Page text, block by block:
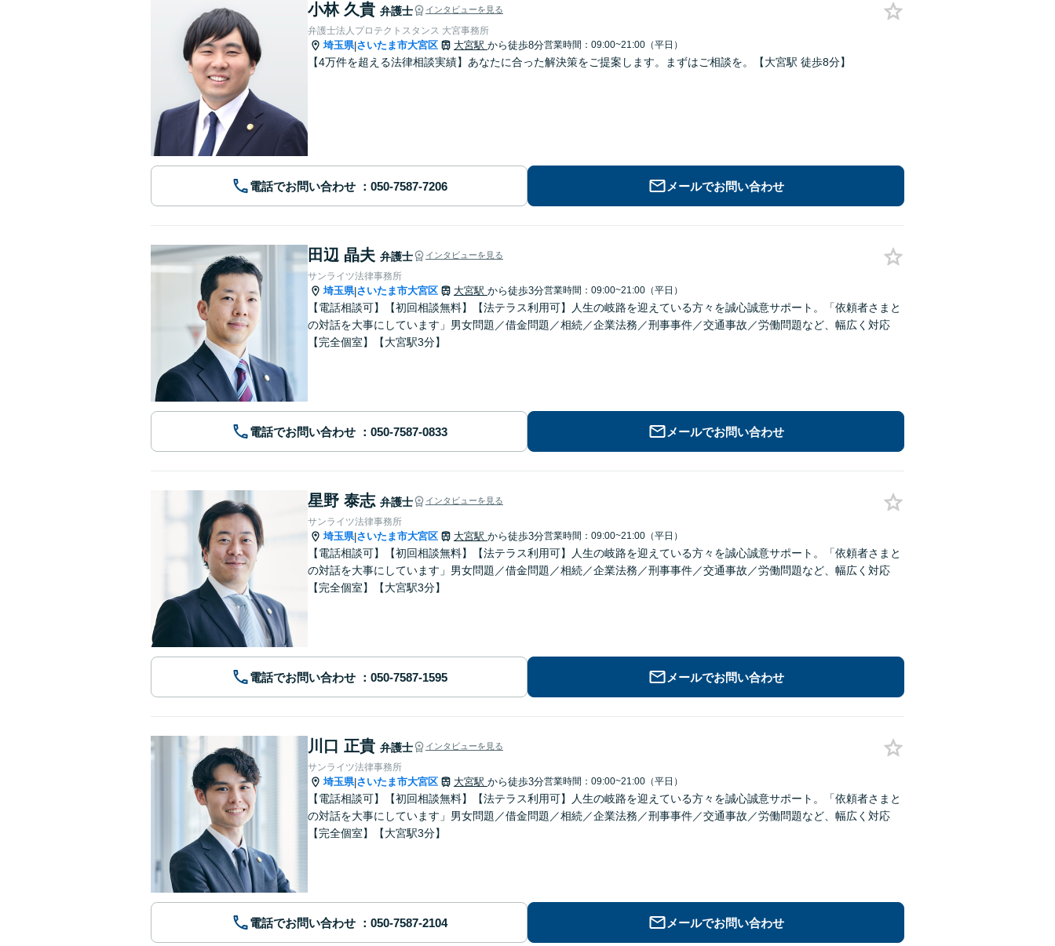
小林 久貴 弁護士 インタビューを見る
弁護士法人プロテクトスタンス 大宮事務所
埼玉県|さいたま市大宮区 大宮駅 から徒歩8分営業時間：09:00~21:00（平日）
【4万件を超える法律相談実績】あなたに合った解決策をご提案します。まずはご相談を。【大宮駅 徒歩8分】
電話でお問い合わせ メールでお問い合わせ
田辺 晶夫 弁護士 インタビューを見る
サンライツ法律事務所
埼玉県|さいたま市大宮区 大宮駅 から徒歩3分営業時間：09:00~21:00（平日）
【電話相談可】【初回相談無料】【法テラス利用可】人生の岐路を迎えている方々を誠心誠意サポート。「依頼者さまと
の対話を大事にしています」男女問題／借金問題／相続／企業法務／刑事事件／交通事故／労働問題など、幅広く対応
【完全個室】【大宮駅3分】
電話でお問い合わせ メールでお問い合わせ
星野 泰志 弁護士 インタビューを見る
サンライツ法律事務所
埼玉県|さいたま市大宮区 大宮駅 から徒歩3分営業時間：09:00~21:00（平日）
【電話相談可】【初回相談無料】【法テラス利用可】人生の岐路を迎えている方々を誠心誠意サポート。「依頼者さまと
の対話を大事にしています」男女問題／借金問題／相続／企業法務／刑事事件／交通事故／労働問題など、幅広く対応
【完全個室】【大宮駅3分】
電話でお問い合わせ メールでお問い合わせ
川口 正貴 弁護士 インタビューを見る
サンライツ法律事務所
埼玉県|さいたま市大宮区 大宮駅 から徒歩3分営業時間：09:00~21:00（平日）
【電話相談可】【初回相談無料】【法テラス利用可】人生の岐路を迎えている方々を誠心誠意サポート。「依頼者さまと
の対話を大事にしています」男女問題／借金問題／相続／企業法務／刑事事件／交通事故／労働問題など、幅広く対応
【完全個室】【大宮駅3分】
電話でお問い合わせ メールでお問い合わせ